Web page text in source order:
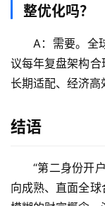
整优化吗？
A：需要。全
议每年复盘架构
长期适配、经济高
结语
“第二身份开
向成熟、直面全